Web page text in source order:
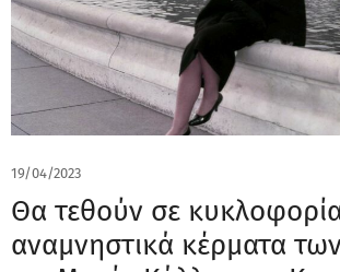
19/04/2023
Θα τεθούν σε
αναμνηστικά κέρματα